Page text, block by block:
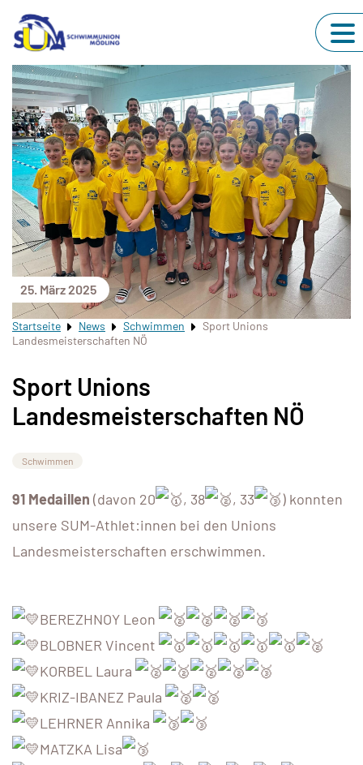
25. März 2025
Startseite News Schwimmen
Sport Unions
Landesmeisterschaften NÖ
Sport Unions
Landesmeisterschaften NÖ
Schwimmen
91 Medaillen (davon 20 , 38 , 33
) konnten
unsere SUM-Athlet:innen bei den Unions
Landesmeisterschaften erschwimmen.
BEREZHNOY Leon
BLOBNER Vincent
KORBEL Laura
KRIZ-IBANEZ Paula
LEHRNER Annika
MATZKA Lisa